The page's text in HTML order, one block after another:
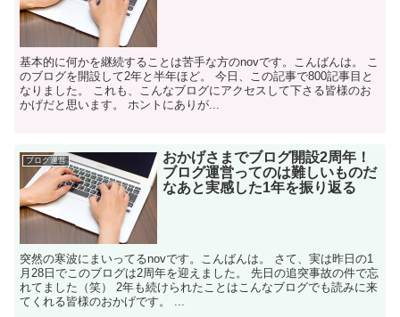
基本的に何かを継続することは苦手な方のnovです。こんばんは。 こ
のブログを開設して2年と半年ほど。 今日、この記事で800記事目と
なりました。 これも、こんなブログにアクセスして下さる皆様のお
かげだと思います。 ホントにありが...
ブログ運営
おかげさまでブログ開設2周年！
ブログ運営ってのは難しいものだ
なあと実感した1年を振り返る
突然の寒波にまいってるnovです。こんばんは。 さて、実は昨日の1
月28日でこのブログは2周年を迎えました。 先日の追突事故の件で忘
れてました（笑） 2年も続けられたことはこんなブログでも読みに来
てくれる皆様のおかげです。 ...